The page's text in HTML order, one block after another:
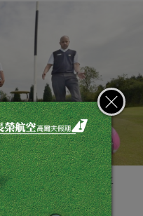
一次的高爾夫嘉年